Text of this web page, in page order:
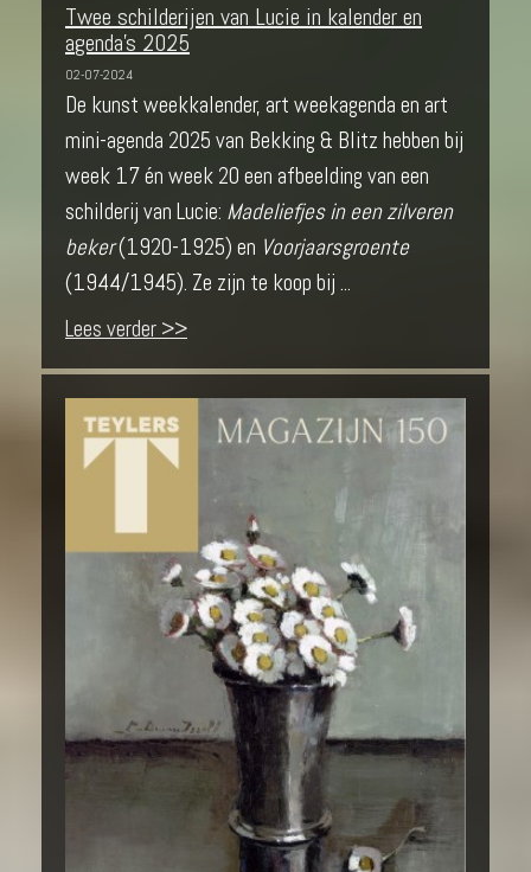
Twee schilderijen van Lucie in kalender en
agenda's 2025
02-07-2024
De kunst weekkalender, art weekagenda en art
mini-agenda 2025 van Bekking & Blitz hebben bij
week 17 én week 20 een afbeelding van een
schilderij van Lucie: Madeliefjes in een zilveren
beker(1920-1925) en Voorjaarsgroente
(1944/1945). Ze zijn te koop bij ...
Lees verder >>